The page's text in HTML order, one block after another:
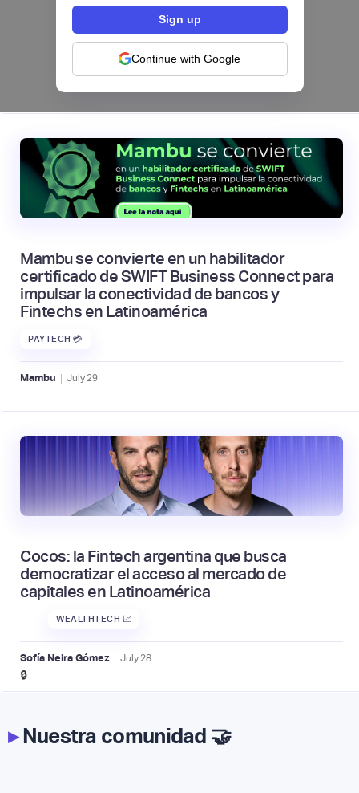
Continue with Google
Configura comisiones para tu programa de
tarjetas: el nuevo módulo de Pomelo
August4
Mambu se convierte en un habilitador
certificado de SWIFT Business Connect para
impulsar la conectividad de bancos y
Fintechs en Latinoamérica
PAYTECH 💳
Mambu | July 29
Cocos: la Fintech argentina que busca
democratizar el acceso al mercado de
capitales en Latinoamérica
WEALTHTECH 📈
Sofía Neira Gómez | July 28
🔒
▸Nuestra comunidad 🤝